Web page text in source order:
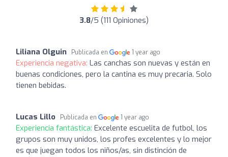
3.8/5 (111 Opiniones)
Liliana Olguin Publicada en 1 year ago
Experiencia negativa: Las canchas son nuevas y están en
buenas condiciones, pero la cantina es muy precaria. Solo
tienen bebidas.
Lucas Lillo Publicada en 1 year ago
Experiencia fantástica: Excelente escuelita de futbol, los
grupos son muy unidos, los profes excelentes y lo mejor
es que juegan todos los niños/as, sin distinción de